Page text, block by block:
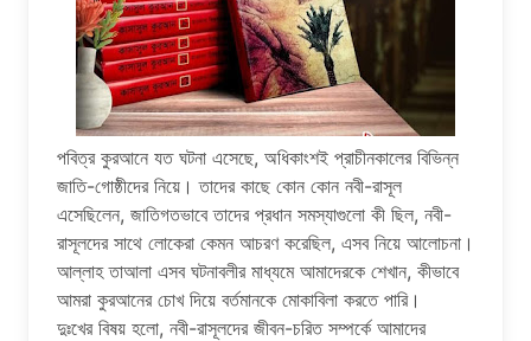
পবিত্র কুরআনে যত ঘটনা এসেছে, অধিকাংশই প্রাচীনকালের বিভিন্ন
জাতি-গোষ্ঠীদের নিয়ে। তাদের কাছে কোন কোন নবী-রাসূল
এসেছিলেন, জাতিগতভাবে তাদের প্রধান সমস্যাগুলো কী ছিল, নবী-
রাসূলদের সাথে লোকেরা কেমন আচরণ করেছিল, এসব নিয়ে আলোচনা।
আল্লাহ তাআলা এসব ঘটনাবলীর মাধ্যমে আমাদেরকে শেখান, কীভাবে
আমরা কুরআনের চোখ দিয়ে বর্তমানকে মোকাবিলা করতে পারি।
দুঃখের বিষয় হলো, নবী-রাসূলদের জীবন-চরিত সম্পর্কে আমাদের